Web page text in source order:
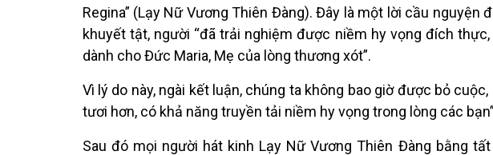
Regina” (Lạy Nữ Vương Thiên Đàng). Đây là một lời cầu nguyện
khuyết tật, người “đã trải nghiệm được niềm hy vọng đích
dành cho Đức Maria, Mẹ của lòng thương xót”.
Vì lý do này, ngài kết luận, chúng ta không bao giờ được bỏ
tươi hơn, có khả năng truyền tải niềm hy vọng trong lòng các
Sau đó mọi người hát kinh Lạy Nữ Vương Thiên Đàng bằng